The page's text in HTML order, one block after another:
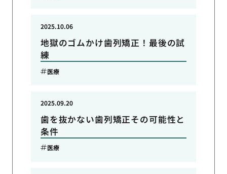
地獄のゴムかけ歯列矯正！最後の試
練
2025.10.06
医療
歯を抜かない歯列矯正その可能性と
条件
2025.09.20
医療